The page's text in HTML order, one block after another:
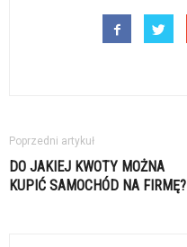
Poprzedni artykuł
DO JAKIEJ KWOTY MOŻNA
KUPIĆ SAMOCHÓD NA FIRMĘ?